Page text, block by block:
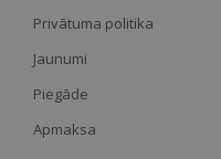
Privātuma politika
Jaunumi
Piegāde
Apmaksa